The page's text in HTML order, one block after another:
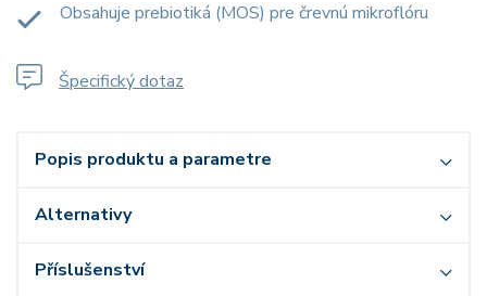
Obsahuje prebiotiká (MOS) pre črevnú mikroflóru
Špecifický dotaz
Popis produktu a parametre
Alternativy
Příslušenství